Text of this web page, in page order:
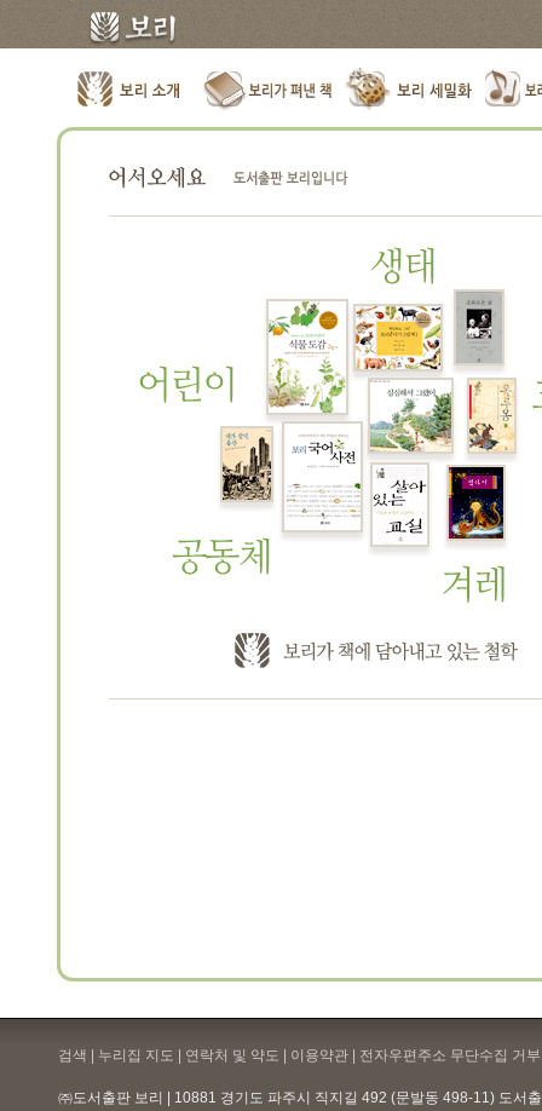
검색 | 누리집 지도 | 연락처 및 약도 | 이용약관 | 전자우편주소 무단수집 거
㈜도서출판 보리 | 10881 경기도 파주시 직지길 492 (문발동 498-11) 도서